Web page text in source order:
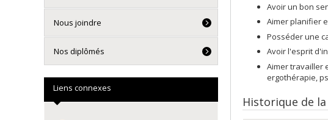
Avoir un bon
Aimer planifier
Posséder une
Avoir l'esprit
Aimer travailler
ergothérapie,
Historique de
Nous joindre
Nos diplômés
Liens connexes